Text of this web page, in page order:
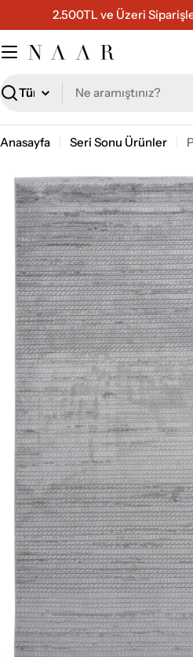
geç
2.500TL ve Üzeri
Ara
Anasayfa Seri Sonu Ürünler
numaralı medyayı pencerede aç